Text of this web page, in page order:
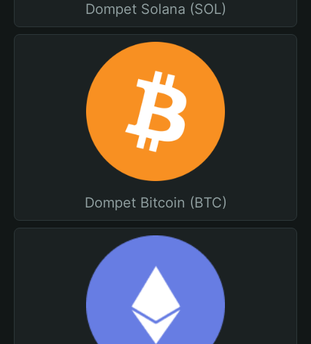
Dompet Solana (SOL)
Dompet Bitcoin (BTC)